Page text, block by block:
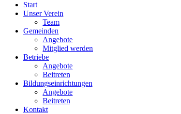
Start
Unser Verein
Team
Gemeinden
Angebote
Mitglied werden
Betriebe
Angebote
Beitreten
Bildungseinrichtungen
Angebote
Beitreten
Kontakt